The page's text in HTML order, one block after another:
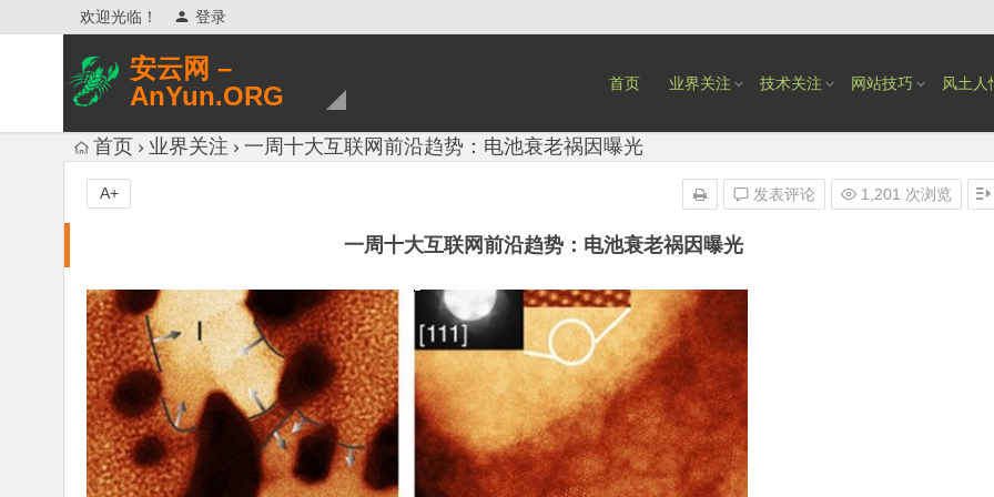
欢迎光临！ 登录
安云网 –
AnYun.ORG
网络安全研究、网络各种猎奇八卦。
首页 业界关注 技术关注 网站技巧 风土人
首页 业界关注 一周十大互联网前沿趋势：电池衰老祸因曝光
一周十大互联网前沿趋势：电池衰老祸因曝光
发表评论 1,201 次浏览
A+